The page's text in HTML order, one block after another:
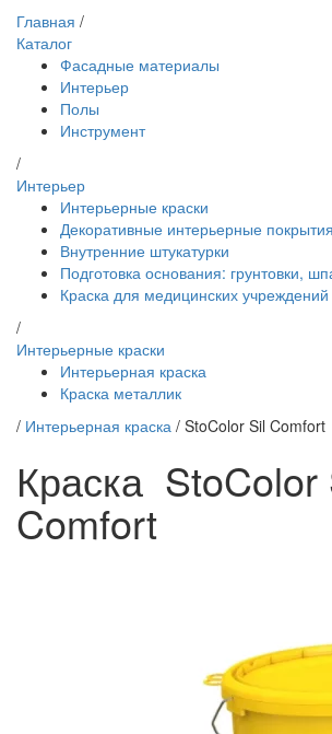
Главная /
Каталог
Фасадные материалы
Интерьер
Полы
Инструмент
/
Интерьер
Интерьерные краски
Декоративные интерьерные покрытия
Внутренние штукатурки
Подготовка основания: грунтовки,
Краска для медицинских учреждений
/
Интерьерные краски
Интерьерная краска
Краска металлик
/ Интерьерная краска / StoColor Sil Comfort
Краска StoColor
Comfort